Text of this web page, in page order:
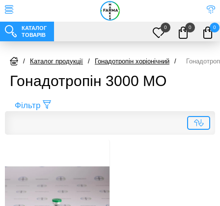
КАТАЛОГ
ТОВАРІВ
0 0 0
/ Каталог продукції / Гонадотропін хоріонічний /
Гонадотропін 3000 МО
Фільтр